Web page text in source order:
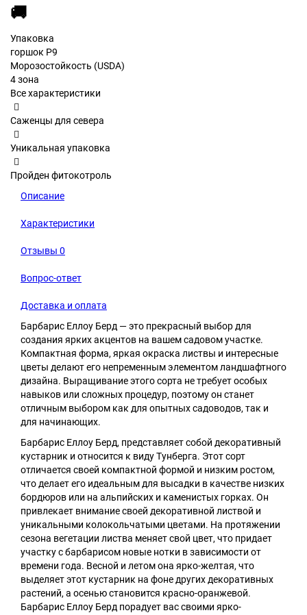
🚚
Упаковка
горшок Р9
Морозостойкость (USDA)
4 зона
Все характеристики
Саженцы для севера
Уникальная упаковка
Пройден фитокотроль
Описание
Характеристики
Отзывы 0
Вопрос-ответ
Доставка и оплата
Барбарис Еллоу Берд — это прекрасный выбор для
создания ярких акцентов на вашем садовом участке.
Компактная форма, яркая окраска листвы и интересные
цветы делают его непременным элементом ландшафтного
дизайна. Выращивание этого сорта не требует особых
навыков или сложных процедур, поэтому он станет
отличным выбором как для опытных садоводов, так и
для начинающих.
Барбарис Еллоу Берд, представляет собой декоративный
кустарник и относится к виду Тунберга. Этот сорт
отличается своей компактной формой и низким ростом,
что делает его идеальным для высадки в качестве низких
бордюров или на альпийских и каменистых горках. Он
привлекает внимание своей декоративной листвой и
уникальными колокольчатыми цветами. На протяжении
сезона вегетации листва меняет свой цвет, что придает
участку с барбарисом новые нотки в зависимости от
времени года. Весной и летом она ярко-желтая, что
выделяет этот кустарник на фоне других декоративных
растений, а осенью становится красно-оранжевой.
Барбарис Еллоу Берд порадует вас своими ярко-